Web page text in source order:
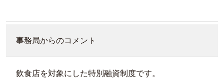
事務局からのコメント
飲食店を対象にした特別融資制度です。